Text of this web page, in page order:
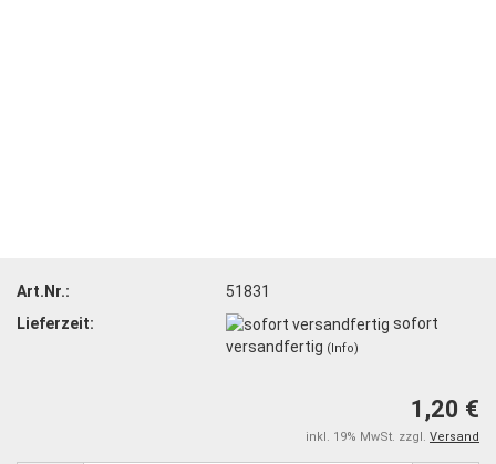
Art.Nr.:
51831
Lieferzeit:
sofort
versandfertig (Info)
1,20 €
inkl. 19% MwSt. zzgl. Versand